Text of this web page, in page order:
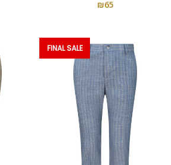
₪65
FINAL SALE